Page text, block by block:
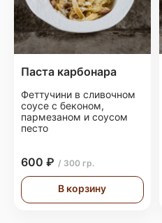
Паста карбонара
Феттучини в сливочном
соусе с беконом,
пармезаном и соусом
песто
600 ₽ / 300 гр.
В корзину